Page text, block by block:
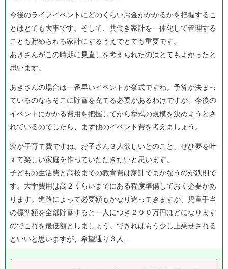
今後のライフイベントにどのくらいお金がかかるかを把握するこ
とはとても大事です。そして、共働き家計を一体化して管理する
ことも貯められる家計にするうえでとても重要です。
あきさんがこの時期に見直しを考えられたのはとてもよかったと
思います。
あきさんの場合は一番早いイベントが挙式ですね。予算が決まっ
ているのならそこに貯蓄を充てる必要があるわけですが、今後の
イベントにかかる費用を把握してから挙式の規模を決めようとさ
れているのでしたら、まず他のイベント費を考えましょう。
次が子育て費ですね。お子さん３人欲しいとのこと、ぜひ夢を叶
えて楽しい家庭を作っていただきたいと思います。
子どもの生活費と高校までの教育費は家計でまかなうのが鉄則で
す。大学費用は高２くらいまでにある程度準備しておく必要があ
ります。進路によって必要額もかなり違ってきますが、児童手当
の標準額を全部貯蓄すると一人につき２００万円ほどになります
のでこれを最低額としましょう。できればもう少し上乗せされる
といいと思いますが、希望通り３人...